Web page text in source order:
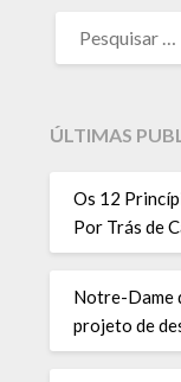
ÚLTIMAS
Os 12
Por Trás de
Notre-Dame
projeto de